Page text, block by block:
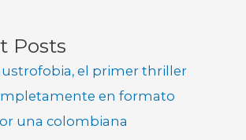
Posts
el primer thriller
en formato
una colombiana